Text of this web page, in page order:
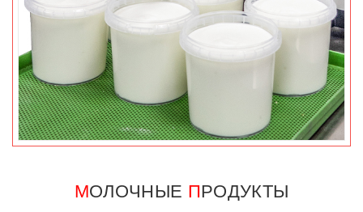
МОЛОЧНЫЕ ПРОДУКТЫ